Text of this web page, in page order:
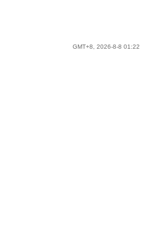
GMT+8, 2026-8-8 01:22